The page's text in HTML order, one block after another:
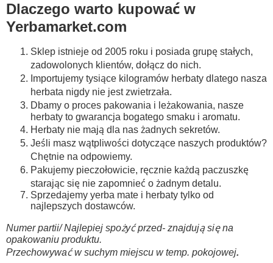
Dlaczego warto kupować w
Yerbamarket.com
Sklep istnieje od 2005 roku i posiada grupę stałych,
zadowolonych klientów, dołącz do nich.
Importujemy tysiące kilogramów herbaty dlatego nasza
herbata nigdy nie jest zwietrzała.
Dbamy o proces pakowania i leżakowania, nasze
herbaty to gwarancja bogatego smaku i aromatu.
Herbaty nie mają dla nas żadnych sekretów.
Jeśli masz wątpliwości dotyczące naszych produktów?
Chętnie na odpowiemy.
Pakujemy pieczołowicie, ręcznie każdą paczuszkę
starając się nie zapomnieć o żadnym detalu.
Sprzedajemy yerba mate i herbaty tylko od
najlepszych dostawców.
Numer partii/ Najlepiej spożyć przed- znajdują się na
opakowaniu produktu.
Przechowywać w suchym miejscu w temp. pokojowej.